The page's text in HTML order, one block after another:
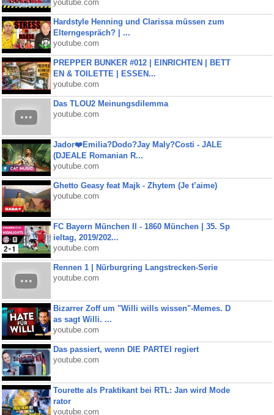
youtube.com
Hardstyle Henning und Clarissa müssen zum
Elterngespräch? | ...
youtube.com
PREPPER BUNKER #012 | EINRICHTEN | BETT
EN & TOILETTE | ESSEN...
youtube.com
Das TLOU2 Meinungsdilemma
youtube.com
Jador❤️Emilia?Dodo?Jay Maly?Costi - JALE
(DJEALE Romanian R...
youtube.com
Ghetto Geasy feat Majk - Zhytem (Je t’aime)
youtube.com
FC Bayern München II - 1860 München | 35. Sp
ieltag, 2019/202...
youtube.com
Rennen 1 | Nürburgring Langstrecken-Serie
youtube.com
Bizarrer Zoff um "Willi wills wissen"-Memes. D
as sagt Willi. ...
youtube.com
Das passiert, wenn DIE PARTEI regiert
youtube.com
Tourette als Praktikant bei RTL: Jan wird Mode
rator
youtube.com